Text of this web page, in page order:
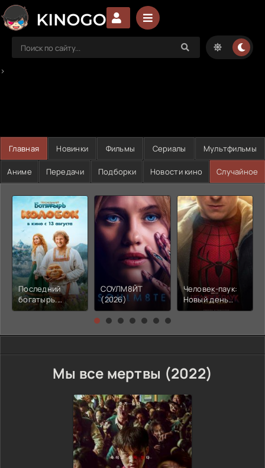
>
Главная Новинки Фильмы Сериалы Мультфильмы
Аниме Передачи Подборки Новости кино Случайное
Последний
богатырь.
Колобок (2026)
СОУЛМ8ЙТ
(2026)
Человек-паук:
Новый день
(2026)
Мы все мертвы (2022)